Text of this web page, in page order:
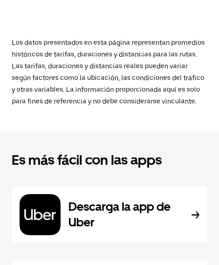
Los datos presentados en esta página representan promedios
históricos de tarifas, duraciones y distancias para las rutas.
Las tarifas, duraciones y distancias reales pueden variar
según factores como la ubicación, las condiciones del tráfico
y otras variables. La información proporcionada aquí es solo
para fines de referencia y no debe considerarse vinculante.
Es más fácil con las apps
Descarga la app de
Uber